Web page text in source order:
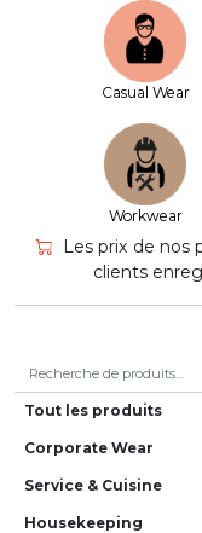
Casual Wear
Workwear
Les prix de nos
clients
Tout les produits
Corporate Wear
Service & Cuisine
House­keeping